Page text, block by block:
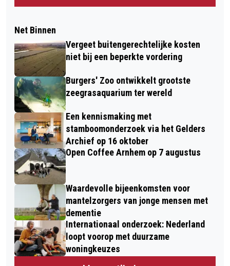
Net Binnen
Vergeet buitengerechtelijke kosten
niet bij een beperkte vordering
Burgers' Zoo ontwikkelt grootste
zeegrasaquarium ter wereld
Een kennismaking met
stamboomonderzoek via het Gelders
Archief op 16 oktober
Open Coffee Arnhem op 7 augustus
Waardevolle bijeenkomsten voor
mantelzorgers van jonge mensen met
dementie
Internationaal onderzoek: Nederland
loopt voorop met duurzame
woningkeuzes